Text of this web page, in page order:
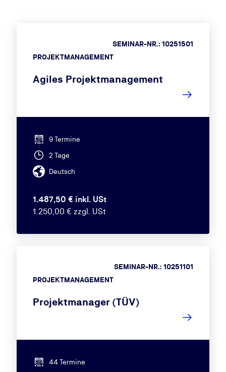
PROJEKTMANAGEMENT
SEMINAR-NR.: 10251501
Agiles Projektmanagement
9 Termine
2 Tage
Deutsch
1.487,50 € inkl. USt
1.250,00 € zzgl. USt
PROJEKTMANAGEMENT
SEMINAR-NR.: 10251101
Projektmanager (TÜV)
44 Termine